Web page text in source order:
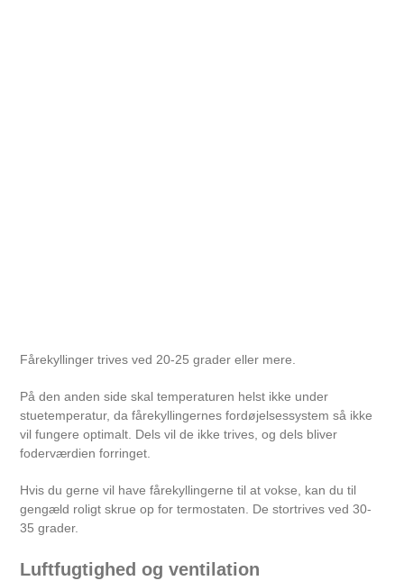
Fårekyllinger trives ved 20-25 grader eller mere.
På den anden side skal temperaturen helst ikke under
stuetemperatur, da fårekyllingernes fordøjelsessystem så ikke
vil fungere optimalt. Dels vil de ikke trives, og dels bliver
foderværdien forringet.
Hvis du gerne vil have fårekyllingerne til at vokse, kan du til
gengæld roligt skrue op for termostaten. De stortrives ved 30-
35 grader.
Luftfugtighed og ventilation